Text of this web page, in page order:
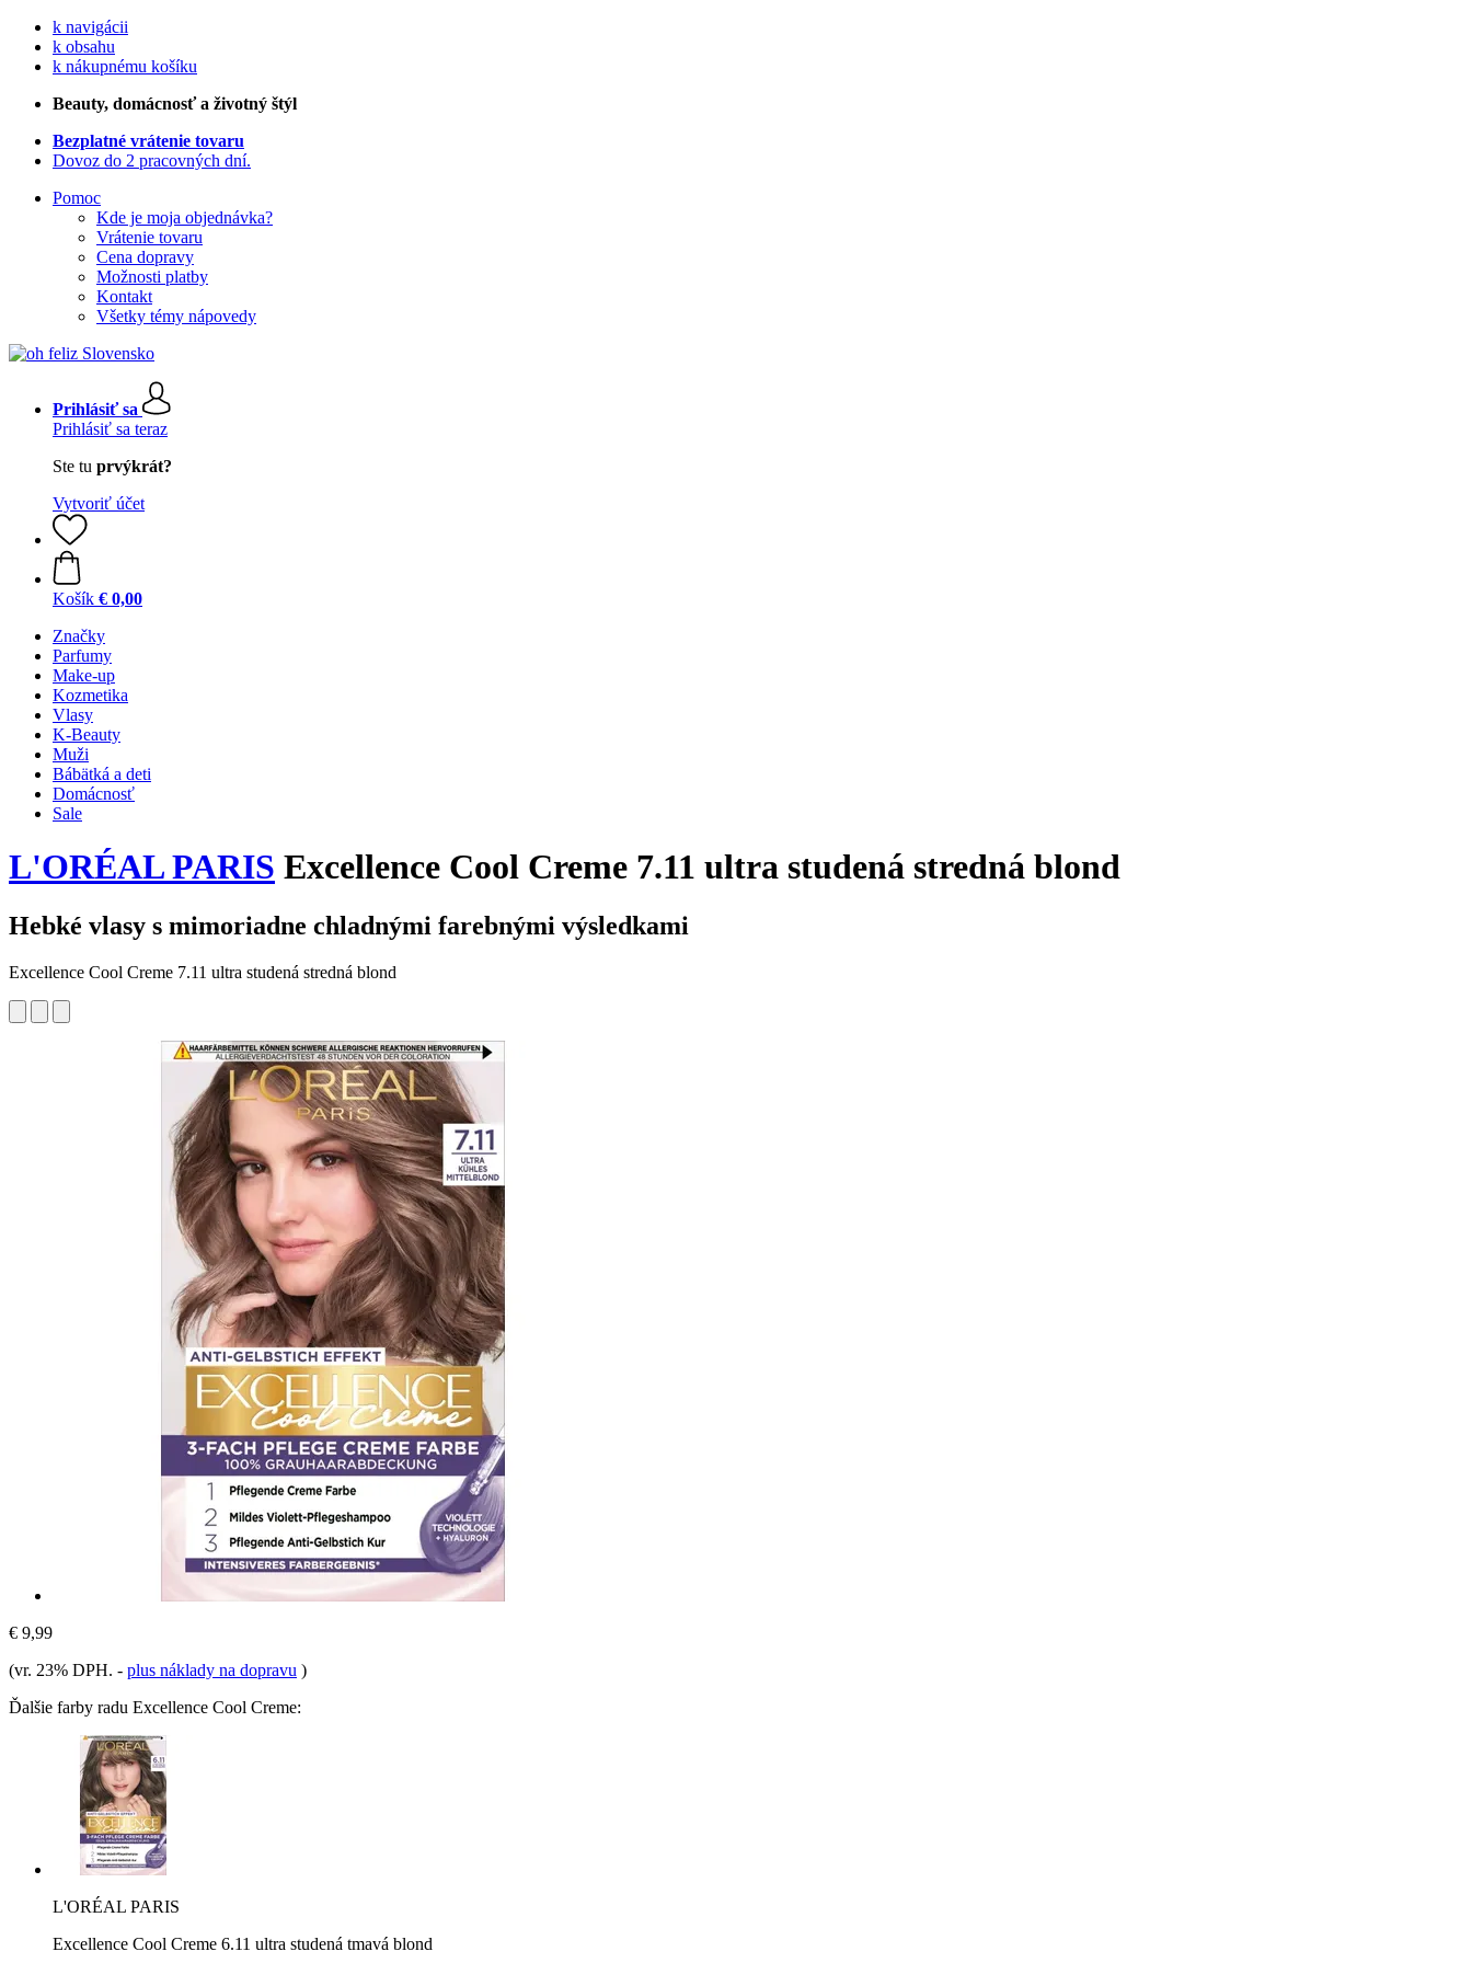
k navigácii
k obsahu
k nákupnému košíku
Beauty, domácnosť a životný štýl
Bezplatné vrátenie tovaru
Dovoz do 2 pracovných dní.
Pomoc
Kde je moja objednávka?
Vrátenie tovaru
Cena dopravy
Možnosti platby
Kontakt
Všetky témy nápovedy
Prihlásiť sa
Prihlásiť sa teraz
Ste tu prvýkrát?
Vytvoriť účet
Košík € 0,00
Značky
Parfumy
Make-up
Kozmetika
Vlasy
K-Beauty
Muži
Bábätká a deti
Domácnosť
Sale
L'ORÉAL PARIS Excellence Cool Creme 7.11 ultra studená stredná blond
Hebké vlasy s mimoriadne chladnými farebnými výsledkami
Excellence Cool Creme 7.11 ultra studená stredná blond
€ 9,99
(vr. 23% DPH. - plus náklady na dopravu )
Ďalšie farby radu Excellence Cool Creme:
L'ORÉAL PARIS
Excellence Cool Creme 6.11 ultra studená tmavá blond